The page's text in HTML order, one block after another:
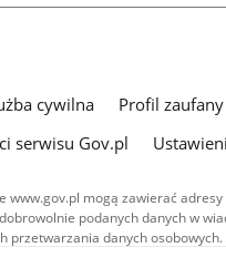
cywilna Profil zaufany
serwisu Gov.pl
www.gov.pl mogą zawierać
podanych danych w
przetwarzania danych osobowych.